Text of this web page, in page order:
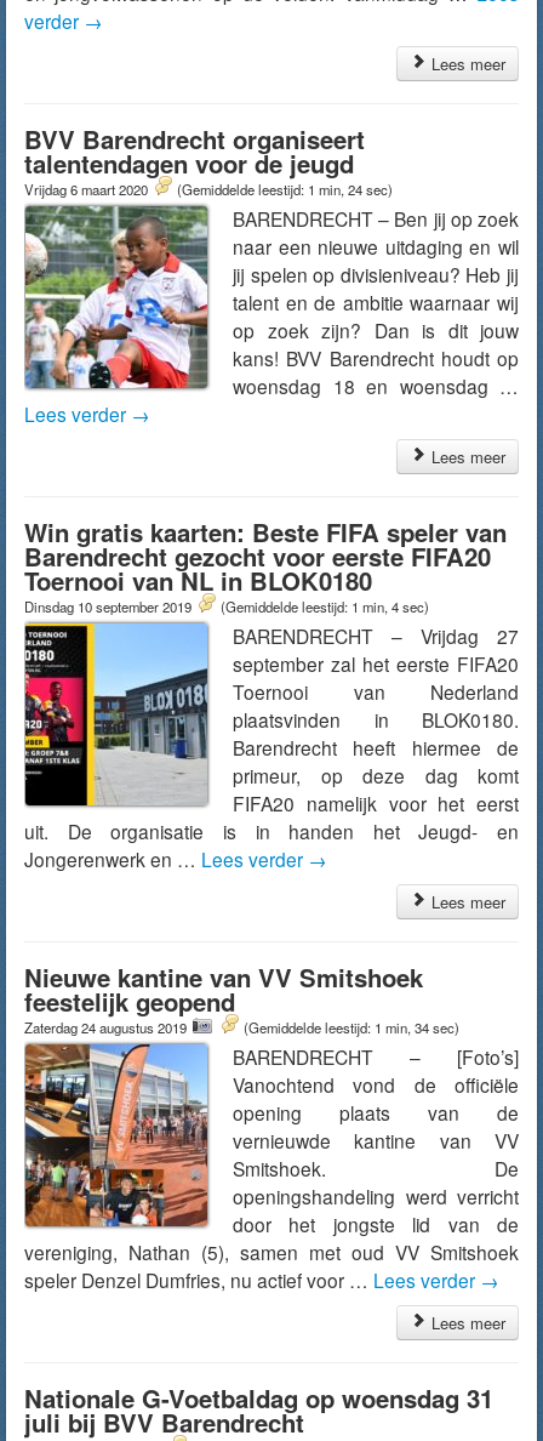
verder →
Lees meer
BVV Barendrecht organiseert
talentendagen voor de jeugd
Vrijdag 6 maart 2020 (Gemiddelde leestijd: 1 min, 24 sec)
BARENDRECHT – Ben jij op zoek
naar een nieuwe uitdaging en wil
jij spelen op divisieniveau? Heb jij
talent en de ambitie waarnaar wij
op zoek zijn? Dan is dit jouw
kans! BVV Barendrecht houdt op
woensdag 18 en woensdag …
Lees verder →
Lees meer
Win gratis kaarten: Beste FIFA speler van
Barendrecht gezocht voor eerste FIFA20
Toernooi van NL in BLOK0180
Dinsdag 10 september 2019 (Gemiddelde leestijd: 1 min, 4 sec)
BARENDRECHT – Vrijdag 27
september zal het eerste FIFA20
Toernooi van Nederland
plaatsvinden in BLOK0180.
Barendrecht heeft hiermee de
primeur, op deze dag komt
FIFA20 namelijk voor het eerst
uit. De organisatie is in handen het Jeugd- en
Jongerenwerk en … Lees verder →
Lees meer
Nieuwe kantine van VV Smitshoek
feestelijk geopend
Zaterdag 24 augustus 2019 (Gemiddelde leestijd: 1 min, 34 sec)
BARENDRECHT – [Foto’s]
Vanochtend vond de officiële
opening plaats van de
vernieuwde kantine van VV
Smitshoek. De
openingshandeling werd verricht
door het jongste lid van de
vereniging, Nathan (5), samen met oud VV Smitshoek
speler Denzel Dumfries, nu actief voor … Lees verder →
Lees meer
Nationale G-Voetbaldag op woensdag 31
juli bij BVV Barendrecht